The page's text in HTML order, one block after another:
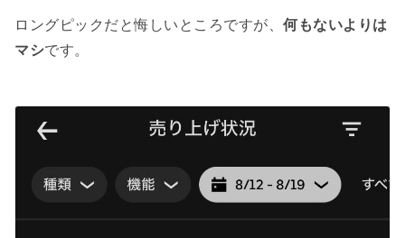
ロングピックだと悔しいところですが、 何もないよりは
マシです。